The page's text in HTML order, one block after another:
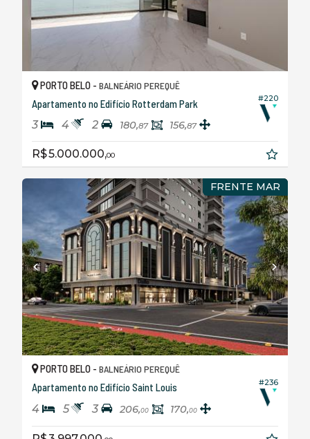
#220
PORTO BELO - BALNEÁRIO PEREQUÊ
Apartamento no Edifício Rotterdam Park
3 4 2 180,87 156,87
R$ 5.000.000,00
FRENTE MAR
#236
PORTO BELO - BALNEÁRIO PEREQUÊ
Apartamento no Edifício Saint Louis
4 5 3 206,00 170,00